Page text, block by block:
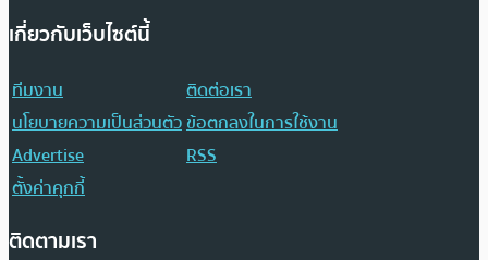
เกี่ยวกับเว็บไซต์นี้
ทีมงาน
ติดต่อเรา
นโยบายความเป็นส่วนตัวข้อตกลงในการใช้งาน
Advertise
RSS
ตั้งค่าคุกกี้
ติดตามเรา